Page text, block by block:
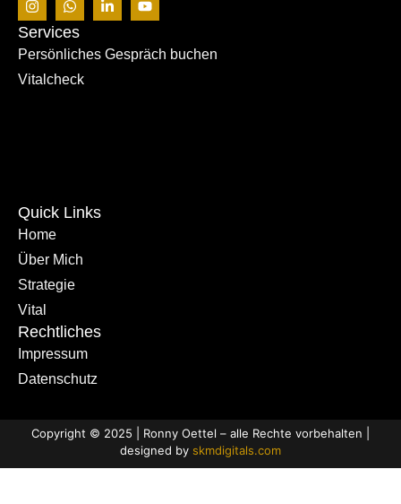
Services
Persönliches Gespräch buchen
Vitalcheck
Quick Links
Home
Über Mich
Strategie
Vital
Rechtliches
Impressum
Datenschutz
Copyright © 2025 | Ronny Oettel – alle Rechte vorbehalten |
designed by skmdigitals.com